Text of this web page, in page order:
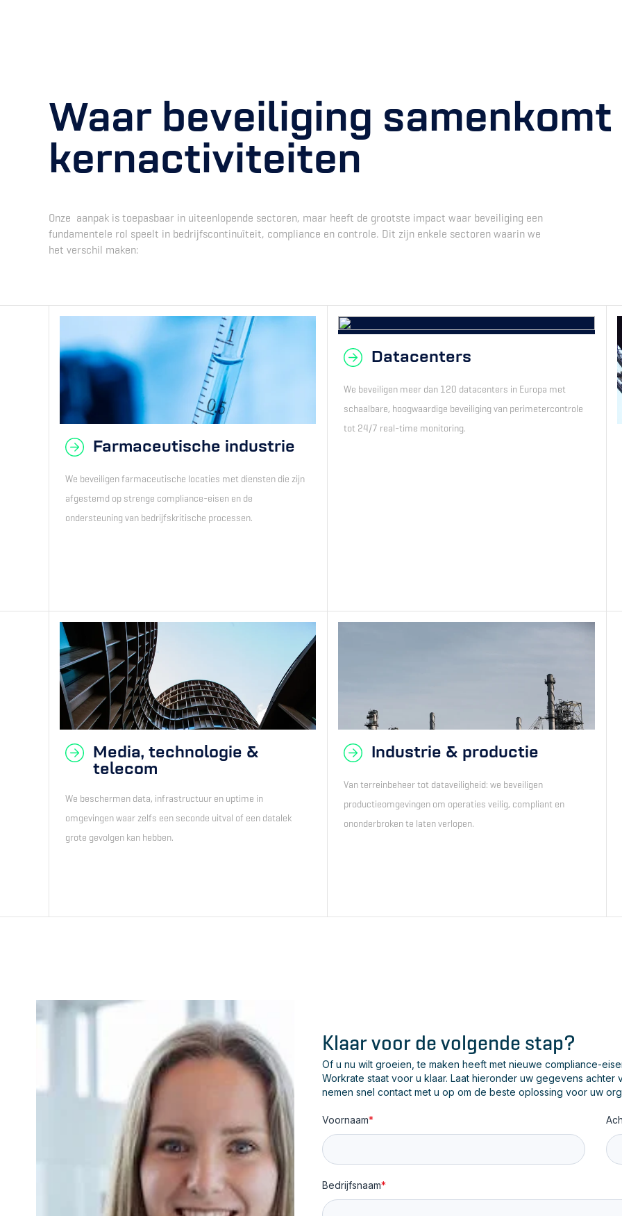
Waar beveiliging
kernactiviteiten
Onze aanpak is toepasbaar in uiteenlopende sectoren, maar heeft de grootste impact waar beveiliging een
fundamentele rol speelt in bedrijfscontinuïteit, compliance en controle. Dit zijn enkele sectoren waarin we
het verschil maken:
Farmaceutische industrie
We beveiligen farmaceutische locaties met diensten die zijn
afgestemd op strenge compliance-eisen en de
ondersteuning van bedrijfs­kritische processen.
Datacenters
We beveiligen meer dan 120 datacenters in Europa met
schaalbare, hoogwaardige beveiliging van perimetercontrole
tot 24/7 real-time monitoring.
Media, technologie &
telecom
We beschermen data, infrastructuur en uptime in
omgevingen waar zelfs een seconde uitval of een datalek
grote gevolgen kan hebben.
Industrie & productie
Van terreinbeheer tot dataveiligheid: we beveiligen
productieomgevingen om operaties veilig, compliant en
ononderbroken te laten verlopen.
Klaar voor de volgende stap?
Of u nu wilt groeien, te maken heeft met nieuwe compliance-
Workrate staat voor u klaar. Laat hieronder uw gegevens
nemen snel contact met u op om de beste oplossing voor uw
Voornaam*
Bedrijfsnaam*